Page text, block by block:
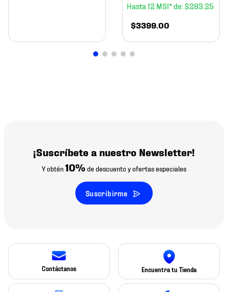
12 $283 25
$3399.00
¡Suscríbete a nuestro Newsletter!
Y obtén10% de descuento y ofertas especiales
Suscribirme
Contáctanos Encuentra tu Tienda